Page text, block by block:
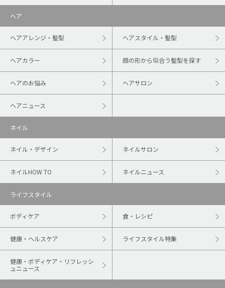
ヘア
ヘアアレンジ・髪型 ヘアスタイル・髪型
ヘアカラー 顔の形から似合う髪型を探す
ヘアのお悩み ヘアサロン
ヘアニュース
ネイル
ネイル・デザイン ネイルサロン
ネイルHOW TO ネイルニュース
ライフスタイル
ボディケア 食・レシピ
健康・ヘルスケア ライフスタイル特集
健康・ボディケア・リフレッシ
ュニュース